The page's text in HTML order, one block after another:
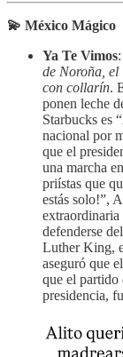
💫 México Mágico
Ya Te Vimos:
de Noroña, el
con collarín.
ponen leche
Starbucks es
nacional por
que el
una marcha
priístas que
estás solo!”,
extraordinaria
defenderse
Luther King,
aseguró que
que el partido
presidencia,